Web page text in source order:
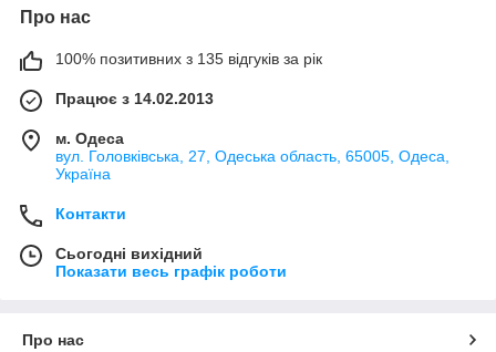
Про нас
100% позитивних з 135 відгуків за рік
Працює з 14.02.2013
м. Одеса
вул. Головківська, 27, Одеська область, 65005, Одеса,
Україна
Контакти
Сьогодні вихідний
Показати весь графік роботи
Про нас